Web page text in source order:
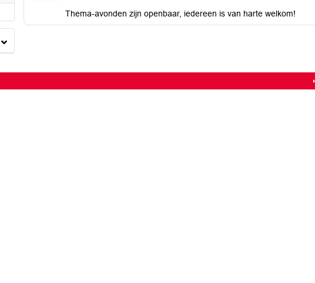
Thema-avonden zijn openbaar, iedereen is van harte welkom!